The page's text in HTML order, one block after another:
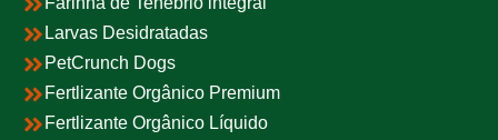
Larvas Desidratadas
PetCrunch Dogs
Fertlizante Orgânico Premium
Fertlizante Orgânico Líquido